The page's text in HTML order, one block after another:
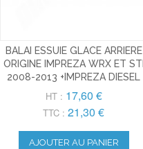
BALAI ESSUIE GLACE ARRIERE
ORIGINE IMPREZA WRX ET STI
2008-2013 +IMPREZA DIESEL
HT : 17,60 €
TTC : 21,30 €
AJOUTER AU PANIER